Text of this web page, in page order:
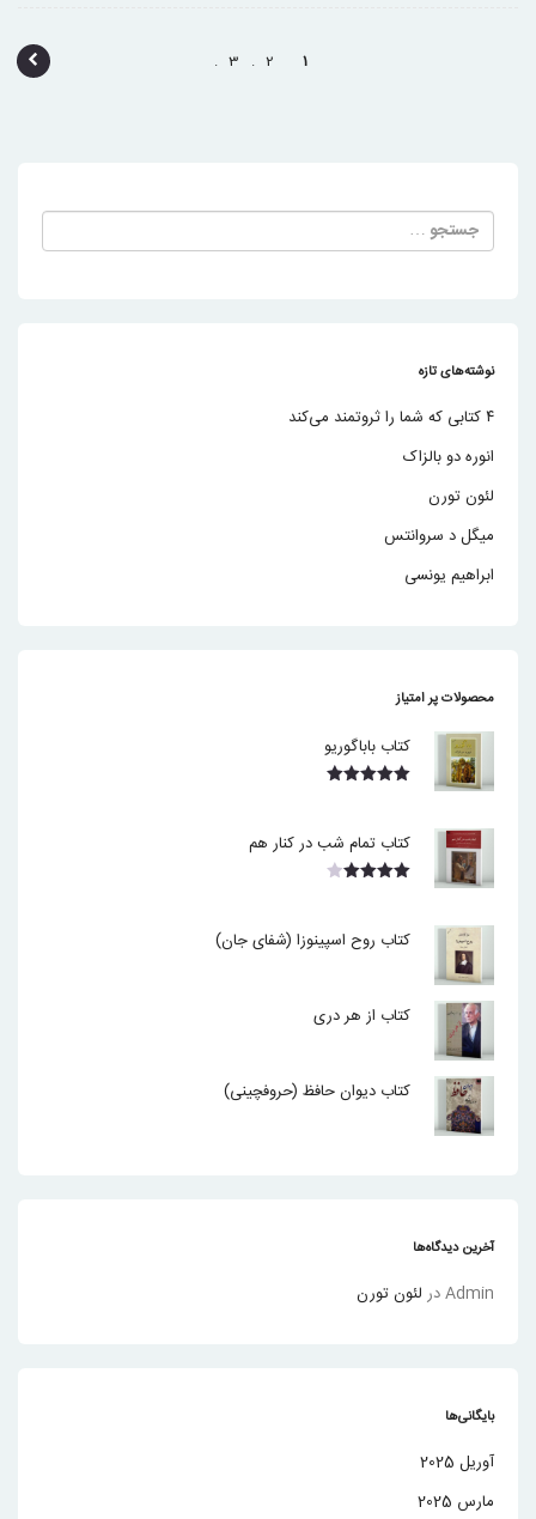
پ
1
2
3
جستجو
برای:
نوشته‌های تازه
۴ کتابی که شما را ثروتمند می‌کند
انوره دو بالزاک
لئون تورن
میگل د سروانتس
ابراهیم یونسی
محصولات پر امتیاز
کتاب باباگوریو
کتاب تمام شب در کنار هم
کتاب روح اسپینوزا (شفای جان)
کتاب از هر دری
کتاب دیوان حافظ (حروفچینی)
آخرین دیدگاه‌ها
Adminدر لئون تورن
بایگانی‌ها
آوریل 2025
مارس 2025